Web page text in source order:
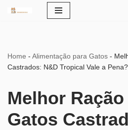
Home - Alimentação para Gatos -
Castrados: N&D Tropical Vale a Pena?
Melhor
Gatos